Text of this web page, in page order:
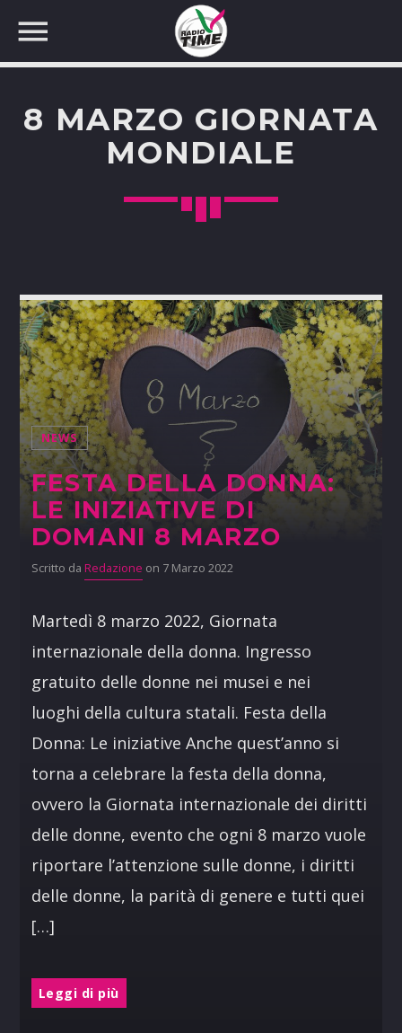
CERCA NEL SITO WEB:
8 MARZO GIORNATA
MONDIALE
NEWS
FESTA DELLA DONNA:
LE INIZIATIVE DI
DOMANI 8 MARZO
Scritto da Redazione on 7 Marzo 2022
Martedì 8 marzo 2022, Giornata
internazionale della donna. Ingresso
gratuito delle donne nei musei e nei
luoghi della cultura statali. Festa della
Donna: Le iniziative Anche quest’anno si
torna a celebrare la festa della donna,
ovvero la Giornata internazionale dei diritti
delle donne, evento che ogni 8 marzo vuole
riportare l’attenzione sulle donne, i diritti
delle donne, la parità di genere e tutti quei
[…]
Leggi di più